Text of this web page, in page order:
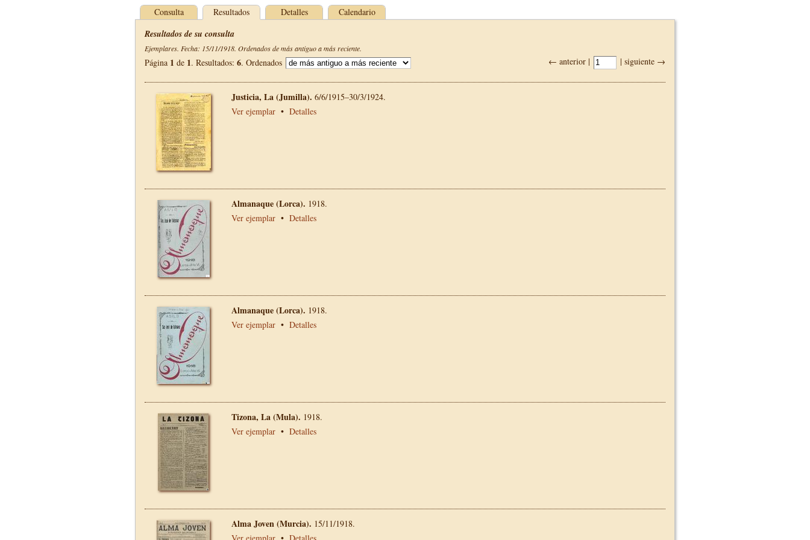
Consulta Resultados Detalles Calendario
Resultados de su consulta
Ejemplares. Fecha: 15/11/1918. Ordenados de más antiguo a más reciente.
← anterior | | siguiente →
Página 1 de 1. Resultados: 6. Ordenados
Justicia, La (Jumilla). 6/6/1915–30/3/1924.
Ver ejemplar • Detalles
Almanaque (Lorca). 1918.
Ver ejemplar • Detalles
Almanaque (Lorca). 1918.
Ver ejemplar • Detalles
Tizona, La (Mula). 1918.
Ver ejemplar • Detalles
Alma Joven (Murcia). 15/11/1918.